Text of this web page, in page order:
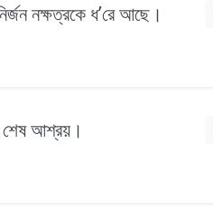
নক্ষত্রকে ধ’রে আছে।
শেষ আশ্রয়।